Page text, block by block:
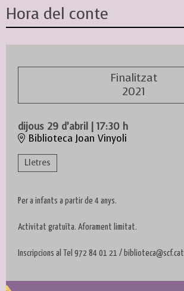
Hora del conte
Finalitzat
2021
dijous 29 d’abril | 17:30 h
Biblioteca Joan Vinyoli
Lletres
Per a infants a partir de 4 anys.
Activitat gratuïta. Aforament limitat.
Inscripcions al Tel 972 84 01 21 / biblioteca@scf.cat